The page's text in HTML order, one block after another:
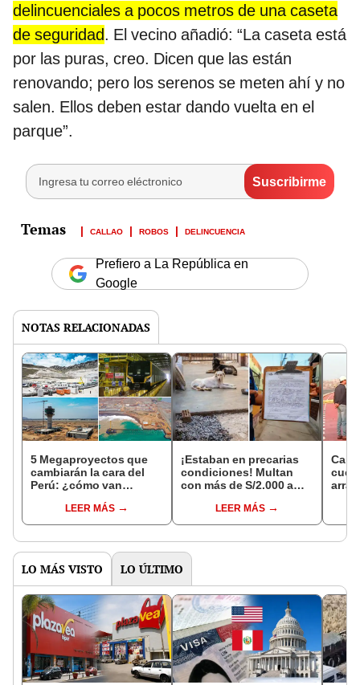
delincuenciales a pocos metros de una caseta
de seguridad. El vecino añadió: “La caseta está
por las puras, creo. Dicen que las están
renovando; pero los serenos se meten ahí y no
salen. Ellos deben estar dando vuelta en el
parque”.
CALLAO ROBOS DELINCUENCIA
Prefiero a La República en
Google
NOTAS RELACIONADAS
5 Megaproyectos que
cambiarán la cara del
Perú: ¿cómo van
inaugurarán?
LEER MÁS
¡Estaban en precarias
condiciones! Multan
con más de S/2.000 a
en mal estado
LEER MÁS
LO MÁS VISTO LO ÚLTIMO